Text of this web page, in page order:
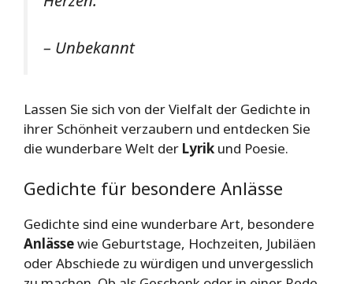
– Unbekannt
Lassen Sie sich von der Vielfalt der Gedichte in
ihrer Schönheit verzaubern und entdecken Sie
die wunderbare Welt der Lyrik und Poesie.
Gedichte für besondere Anlässe
Gedichte sind eine wunderbare Art, besondere
Anlässewie Geburtstage, Hochzeiten, Jubiläen
oder Abschiede zu würdigen und unvergesslich